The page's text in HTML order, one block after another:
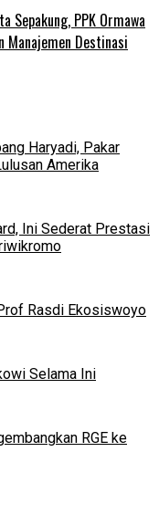
Sepakung, PPK Ormawa
Manajemen Destinasi
Haryadi, Pakar
Amerika
Ini Sederat Prestasi
Rasdi Ekosiswoyo
Selama Ini
RGE ke